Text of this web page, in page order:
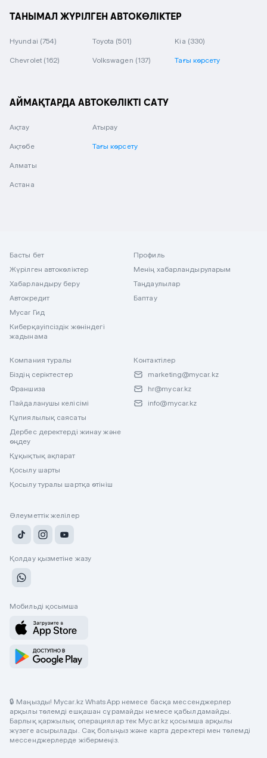
ТАНЫМАЛ ЖҮРІЛГЕН АВТОКӨЛІКТЕР
Hyundai (754) Toyota (501) Kia (330)
Chevrolet (162) Volkswagen (137) Тағы көрсету
АЙМАҚТАРДА АВТОКӨЛІКТІ САТУ
Ақтау
Ақтөбе
Алматы
Астана
Атырау
Тағы көрсету
Басты бет
Жүрілген автокөліктер
Хабарландыру беру
Автокредит
Mycar Гид
Киберқауіпсіздік жөніндегі
жадынама
Профиль
Менің хабарландыруларым
Таңдаулылар
Баптау
Компания туралы
Біздің серіктестер
Франшиза
Пайдаланушы келісімі
Құпиялылық саясаты
Дербес деректерді жинау және
өңдеу
Құқықтық ақпарат
Қосылу шарты
Қосылу туралы шартқа өтініш
Контактілер
marketing@mycar.kz
hr@mycar.kz
info@mycar.kz
Әлеуметтік желілер
Қолдау қызметіне жазу
Мобильді қосымша
🔒 Маңызды! Mycar.kz WhatsApp немесе басқа мессенджерлер
арқылы төлемді ешқашан сұрамайды немесе қабылдамайды.
Барлық қаржылық операциялар тек Mycar.kz қосымша арқылы
жүзеге асырылады. Сақ болыңыз және карта деректері мен төлемді
мессенджерлерде жібермеңіз.